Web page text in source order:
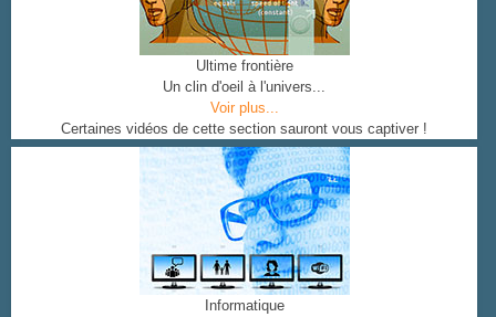
Ultime frontière
Un clin d'oeil à l'univers...
Voir plus...
Certaines vidéos de cette section sauront vous captiver !
Informatique